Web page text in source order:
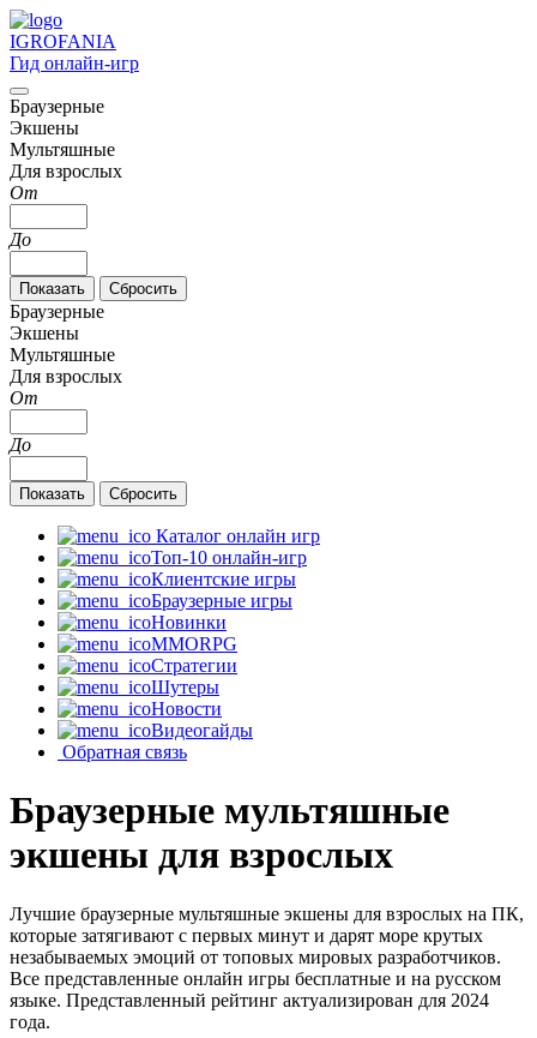
IGROFANIA
Гид онлайн-игр
Браузерные
Экшены
Мультяшные
Для взрослых
От
До
Браузерные
Экшены
Мультяшные
Для взрослых
От
До
Каталог онлайн игр
Топ-10 онлайн-игр
Клиентские игры
Браузерные игры
Новинки
MMORPG
Стратегии
Шутеры
Новости
Видеогайды
Обратная связь
Браузерные мультяшные
экшены для взрослых
Лучшие браузерные мультяшные экшены для взрослых на ПК,
которые затягивают с первых минут и дарят море крутых
незабываемых эмоций от топовых мировых разработчиков.
Все представленные онлайн игры бесплатные и на русском
языке. Представленный рейтинг актуализирован для 2024
года.